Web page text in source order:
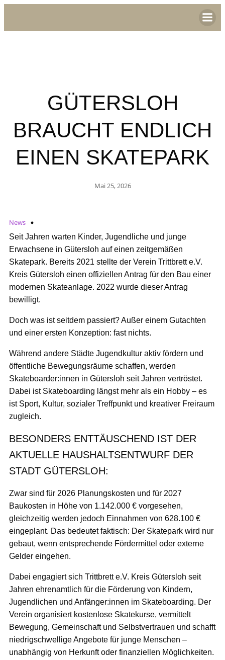
GÜTERSLOH
BRAUCHT ENDLICH
EINEN SKATEPARK
Mai 25, 2026
News
Seit Jahren warten Kinder, Jugendliche und junge
Erwachsene in Gütersloh auf einen zeitgemäßen
Skatepark. Bereits 2021 stellte der Verein Trittbrett e.V.
Kreis Gütersloh einen offiziellen Antrag für den Bau einer
modernen Skateanlage. 2022 wurde dieser Antrag
bewilligt.
Doch was ist seitdem passiert? Außer einem Gutachten
und einer ersten Konzeption: fast nichts.
Während andere Städte Jugendkultur aktiv fördern und
öffentliche Bewegungsräume schaffen, werden
Skateboarder:innen in Gütersloh seit Jahren vertröstet.
Dabei ist Skateboarding längst mehr als ein Hobby – es
ist Sport, Kultur, sozialer Treffpunkt und kreativer Freiraum
zugleich.
BESONDERS ENTTÄUSCHEND IST DER
AKTUELLE HAUSHALTSENTWURF DER
STADT GÜTERSLOH:
Zwar sind für 2026 Planungskosten und für 2027
Baukosten in Höhe von 1.142.000 € vorgesehen,
gleichzeitig werden jedoch Einnahmen von 628.100 €
eingeplant. Das bedeutet faktisch: Der Skatepark wird nur
gebaut, wenn entsprechende Fördermittel oder externe
Gelder eingehen.
Dabei engagiert sich Trittbrett e.V. Kreis Gütersloh seit
Jahren ehrenamtlich für die Förderung von Kindern,
Jugendlichen und Anfänger:innen im Skateboarding. Der
Verein organisiert kostenlose Skatekurse, vermittelt
Bewegung, Gemeinschaft und Selbstvertrauen und schafft
niedrigschwellige Angebote für junge Menschen –
unabhängig von Herkunft oder finanziellen Möglichkeiten.